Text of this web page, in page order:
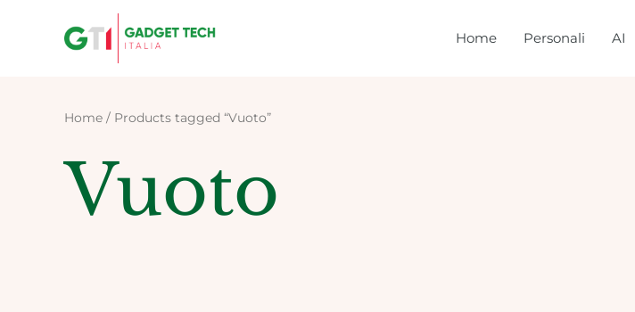
Home Personali AI
Home / Products tagged “Vuoto”
Vuoto